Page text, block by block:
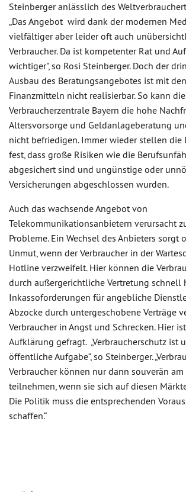
Steinberger anlässlich des
„Das Angebot wird dank der modernen
vielfältiger aber leider oft auch
Verbraucher. Da ist kompetenter Rat und
wichtiger", so Rosi Steinberger. Doch der
Ausbau des Beratungsangebotes ist mit
Finanzmitteln nicht realisierbar. So kann die
Verbraucherzentrale Bayern die hohe
Altersvorsorge und Geldanlageberatung
nicht befriedigen. Immer wieder stellen die
fest, dass große Risiken wie die
abgesichert sind und ungünstige oder
Versicherungen abgeschlossen wurden.
Auch das wachsende Angebot von
Telekommunikationsanbietern verursacht
Probleme. Ein Wechsel des Anbieters sorgt
Unmut, wenn der Verbraucher in der
Hotline verzweifelt. Hier können die
durch außergerichtliche Vertretung schnell
Inkassoforderungen für angebliche
Abzocke durch untergeschobene Verträge
Verbraucher in Angst und Schrecken. Hier
Aufklärung gefragt. „Verbraucherschutz ist
öffentliche Aufgabe“, so Steinberger.
Verbraucher können nur dann souverän
teilnehmen, wenn sie sich auf diesen
Die Politik muss die entsprechenden
schaffen.“